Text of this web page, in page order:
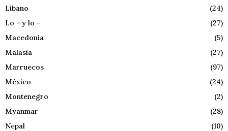
Líbano
(24)
Lo + y lo –
(27)
Macedonia
(5)
Malasia
(27)
Marruecos
(97)
México
(24)
Montenegro
(2)
Myanmar
(28)
Nepal
(10)